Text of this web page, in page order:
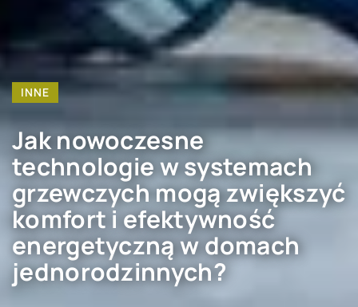
INNE
Jak nowoczesne
technologie w systemach
grzewczych mogą zwiększyć
komfort i efektywność
energetyczną w domach
jednorodzinnych?